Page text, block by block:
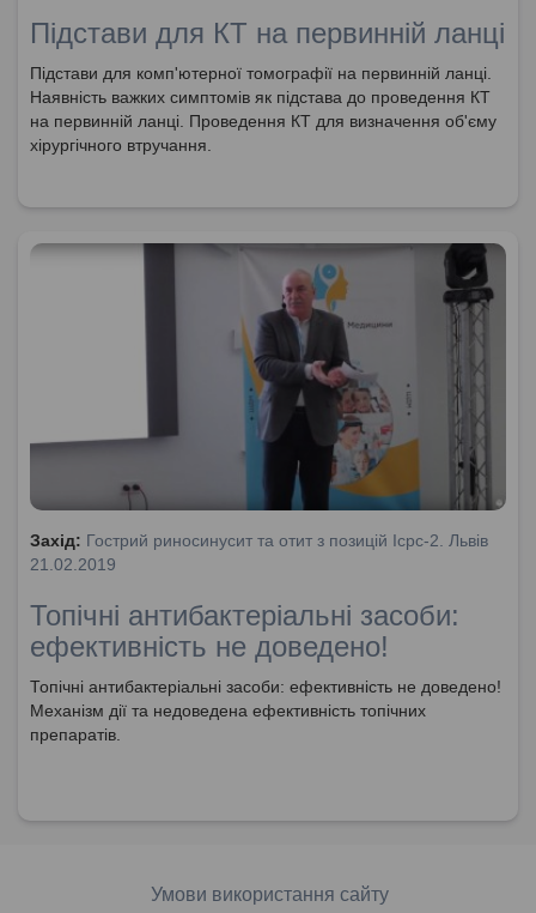
Підстави для КТ на первинній ланці
Підстави для комп'ютерної томографії на первинній ланці.
Наявність важких симптомів як підстава до проведення КТ
на первинній ланці. Проведення КТ для визначення об'єму
хірургічного втручання.
Захід: Гострий риносинусит та отит з позицій Icpc-2. Львів
21.02.2019
Топічні антибактеріальні засоби:
ефективність не доведено!
Топічні антибактеріальні засоби: ефективність не доведено!
Механізм дії та недоведена ефективність топічних
препаратів.
Умови використання сайту